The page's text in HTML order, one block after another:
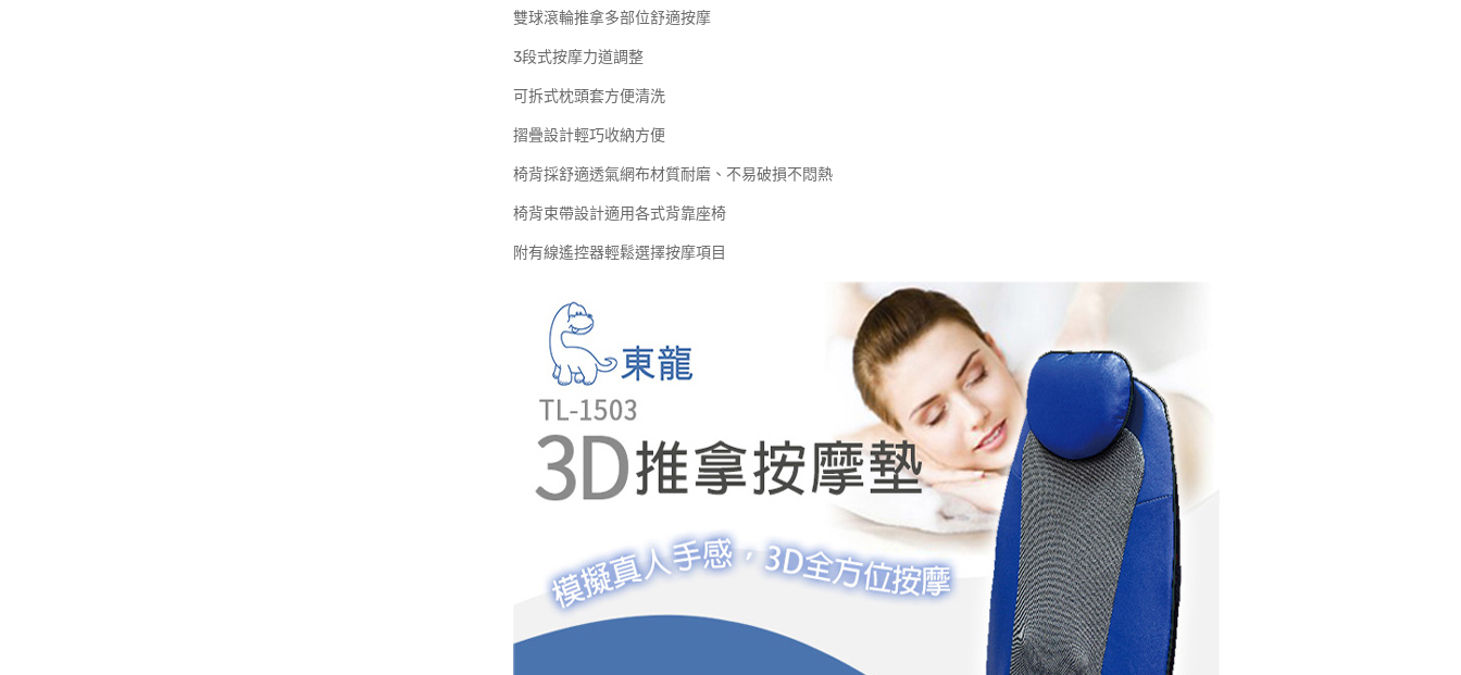
雙球滾輪推拿多部位舒適按摩
3段式按摩力道調整
可拆式枕頭套方便清洗
摺疊設計輕巧收納方便
椅背採舒適透氣網布材質耐磨、不易破損不悶熱
椅背束帶設計適用各式背靠座椅
附有線遙控器輕鬆選擇按摩項目